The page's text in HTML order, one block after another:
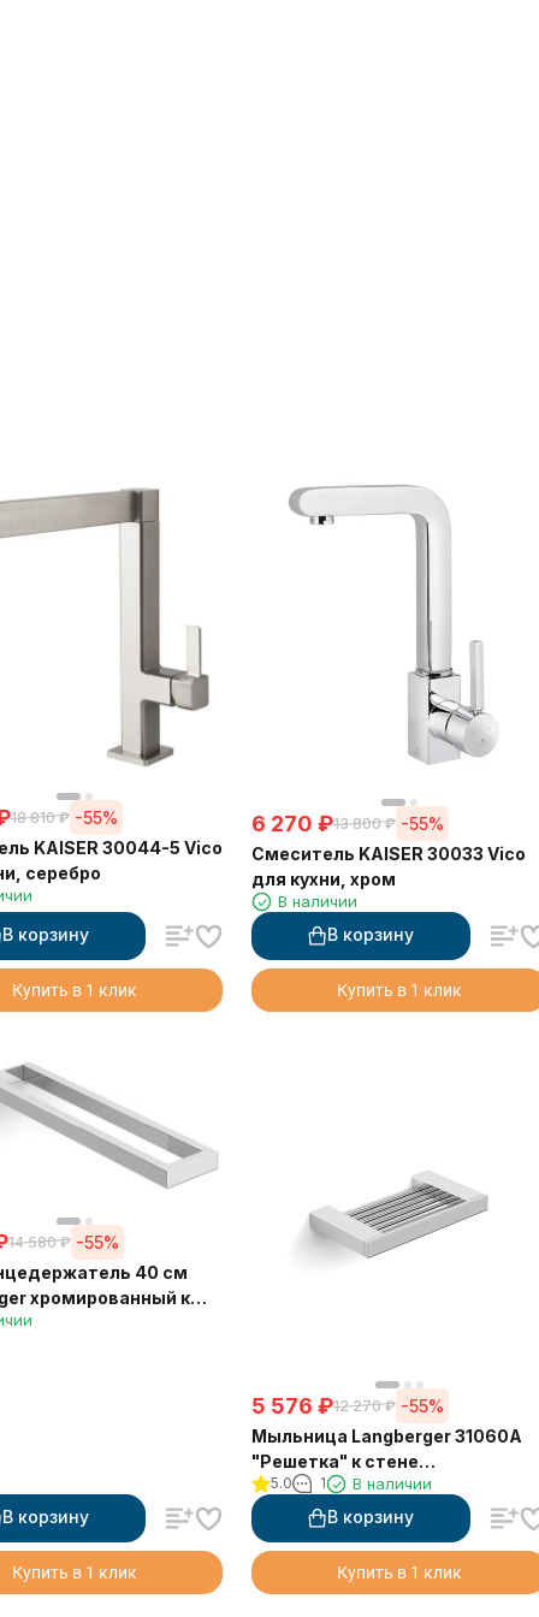
18 810 ₽ -55%
KAISER 30044-5 Vico
серебро
В корзину
Купить в 1 клик
6 270 ₽13 800 ₽ -55%
Смеситель KAISER 30033 Vico
для кухни, хром
В наличии
В корзину
Купить в 1 клик
14 580 ₽ -55%
40 см
хромированный к
30008A
В корзину
Купить в 1 клик
5 576 ₽12 270 ₽ -55%
Мыльница Langberger 31060A
"Решетка" к стене
хромированная
5.0 1 В наличии
В корзину
Купить в 1 клик